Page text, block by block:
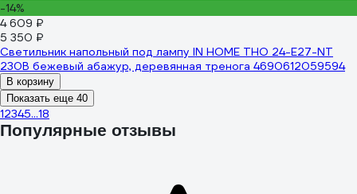
-14%
4 609 ₽
5 350 ₽
Светильник напольный под лампу IN HOME ТНО 24-Е27-NT
230В бежевый абажур, деревянная тренога 4690612059594
В корзину
Показать еще 40
12345...18
Популярные отзывы